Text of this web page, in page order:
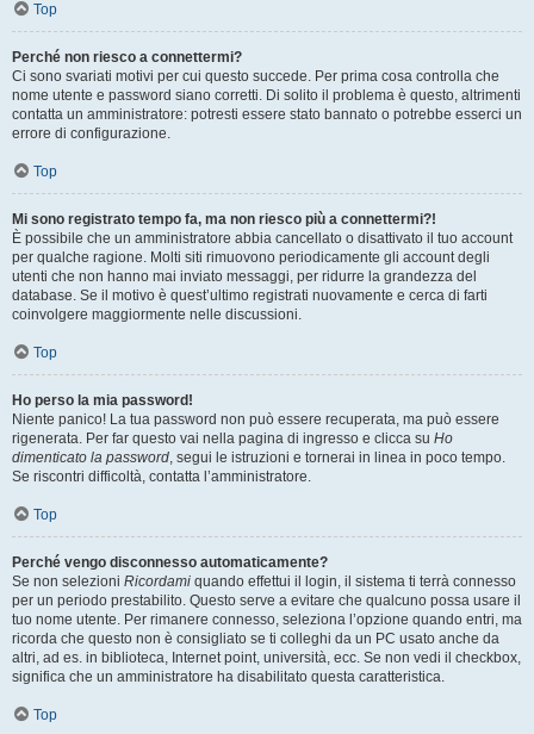
Top
Perché non riesco a connettermi?
Ci sono svariati motivi per cui questo succede. Per prima cosa controlla che
nome utente e password siano corretti. Di solito il problema è questo, altrimenti
contatta un amministratore: potresti essere stato bannato o potrebbe esserci un
errore di configurazione.
Top
Mi sono registrato tempo fa, ma non riesco più a connettermi?!
È possibile che un amministratore abbia cancellato o disattivato il tuo account
per qualche ragione. Molti siti rimuovono periodicamente gli account degli
utenti che non hanno mai inviato messaggi, per ridurre la grandezza del
database. Se il motivo è quest’ultimo registrati nuovamente e cerca di farti
coinvolgere maggiormente nelle discussioni.
Top
Ho perso la mia password!
Niente panico! La tua password non può essere recuperata, ma può essere
rigenerata. Per far questo vai nella pagina di ingresso e clicca su Ho
dimenticato la password, segui le istruzioni e tornerai in linea in poco tempo.
Se riscontri difficoltà, contatta l’amministratore.
Top
Perché vengo disconnesso automaticamente?
Se non selezioni Ricordami quando effettui il login, il sistema ti terrà connesso
per un periodo prestabilito. Questo serve a evitare che qualcuno possa usare il
tuo nome utente. Per rimanere connesso, seleziona l’opzione quando entri, ma
ricorda che questo non è consigliato se ti colleghi da un PC usato anche da
altri, ad es. in biblioteca, Internet point, università, ecc. Se non vedi il checkbox,
significa che un amministratore ha disabilitato questa caratteristica.
Top